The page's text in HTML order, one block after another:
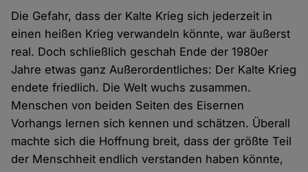
Die Gefahr, dass der Kalte Krieg sich jederzeit in
einen heißen Krieg verwandeln könnte, war äußerst
real. Doch schließlich geschah Ende der 1980er
Jahre etwas ganz Außerordentliches: Der Kalte Krieg
endete friedlich. Die Welt wuchs zusammen.
Menschen von beiden Seiten des Eisernen
Vorhangs lernen sich kennen und schätzen. Überall
machte sich die Hoffnung breit, dass der größte Teil
der Menschheit endlich verstanden haben könnte,